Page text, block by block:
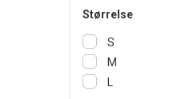
Størrelse
S
M